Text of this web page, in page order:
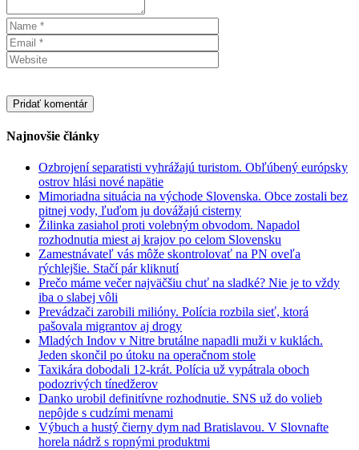
Najnovšie články
Ozbrojení separatisti vyhrážajú turistom. Obľúbený európsky
ostrov hlási nové napätie
Mimoriadna situácia na východe Slovenska. Obce zostali bez
pitnej vody, ľuďom ju dovážajú cisterny
Žilinka zasiahol proti volebným obvodom. Napadol
rozhodnutia miest aj krajov po celom Slovensku
Zamestnávateľ vás môže skontrolovať na PN oveľa
rýchlejšie. Stačí pár kliknutí
Prečo máme večer najväčšiu chuť na sladké? Nie je to vždy
iba o slabej vôli
Prevádzači zarobili milióny. Polícia rozbila sieť, ktorá
pašovala migrantov aj drogy
Mladých Indov v Nitre brutálne napadli muži v kuklách.
Jeden skončil po útoku na operačnom stole
Taxikára dobodali 12-krát. Polícia už vypátrala oboch
podozrivých tínedžerov
Danko urobil definitívne rozhodnutie. SNS už do volieb
nepôjde s cudzími menami
Výbuch a hustý čierny dym nad Bratislavou. V Slovnafte
horela nádrž s ropnými produktmi